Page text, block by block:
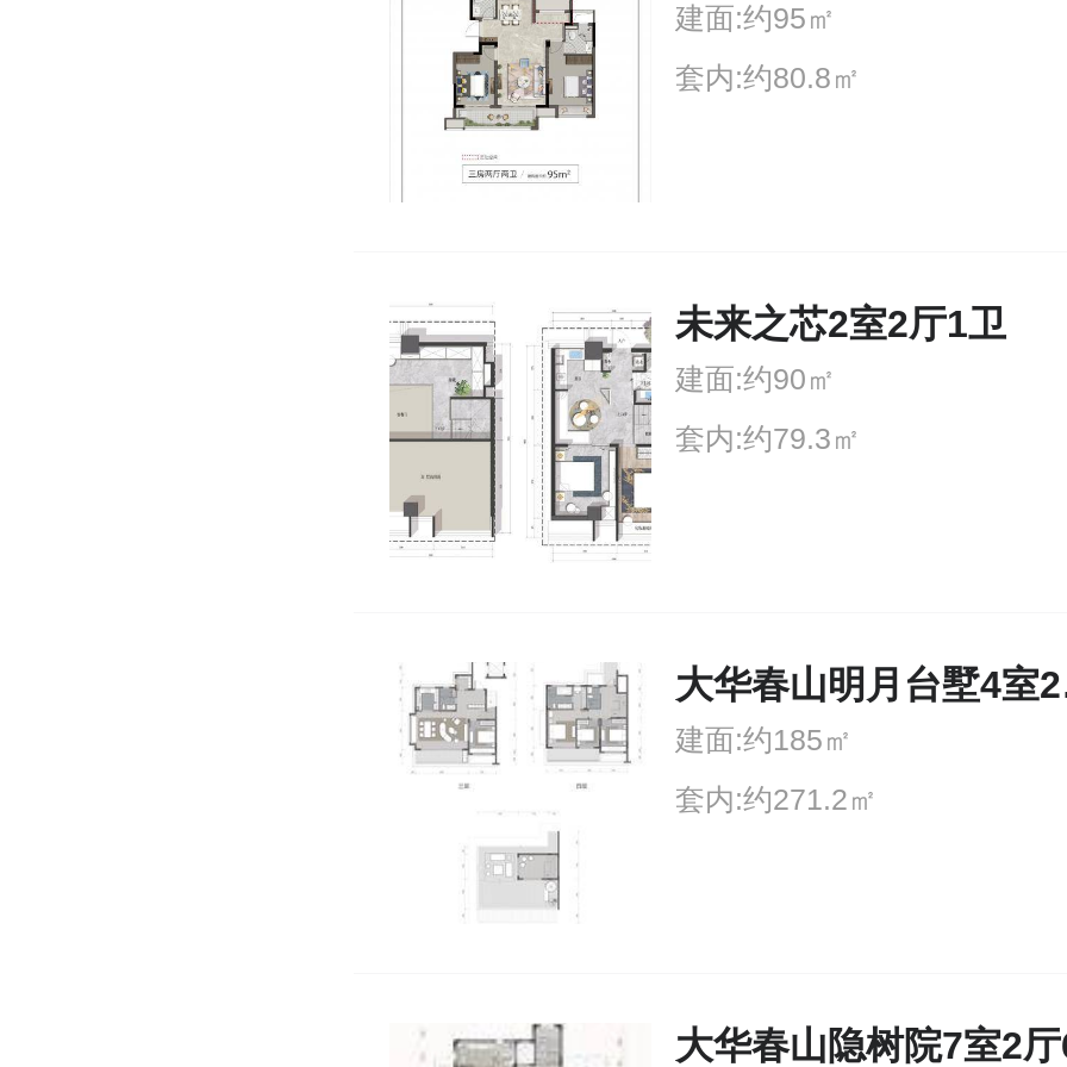
建面:约95㎡
套内:约80.8㎡
未来之芯2室2厅1卫
建面:约90㎡
套内:约79.3㎡
建面:约185㎡
套内:约271.2㎡
大华春山隐树院7室2